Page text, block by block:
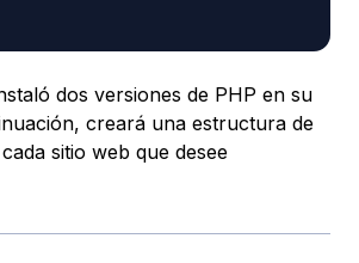
dos versiones de PHP en su
creará una estructura de
sitio web que desee